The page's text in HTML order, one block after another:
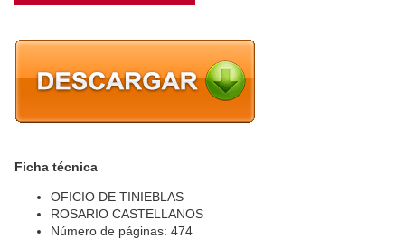
Ficha técnica
OFICIO DE TINIEBLAS
ROSARIO CASTELLANOS
Número de páginas: 474